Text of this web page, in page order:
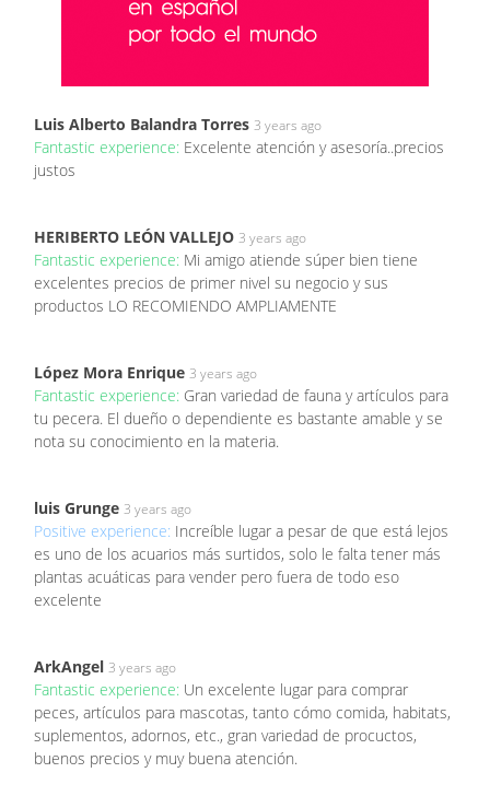
Luis Alberto Balandra Torres 3 years ago
Fantastic experience: Excelente atención y asesoría..precios
justos
HERIBERTO LEÓN VALLEJO 3 years ago
Fantastic experience: Mi amigo atiende súper bien tiene
excelentes precios de primer nivel su negocio y sus
productos LO RECOMIENDO AMPLIAMENTE
López Mora Enrique 3 years ago
Fantastic experience: Gran variedad de fauna y artículos para
tu pecera. El dueño o dependiente es bastante amable y se
nota su conocimiento en la materia.
luis Grunge 3 years ago
Positive experience: Increíble lugar a pesar de que está lejos
es uno de los acuarios más surtidos, solo le falta tener más
plantas acuáticas para vender pero fuera de todo eso
excelente
ArkAngel 3 years ago
Fantastic experience: Un excelente lugar para comprar
peces, artículos para mascotas, tanto cómo comida, habitats,
suplementos, adornos, etc., gran variedad de procuctos,
buenos precios y muy buena atención.